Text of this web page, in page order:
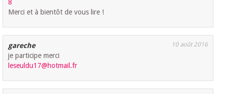
8
Merci et à bientôt de vous lire !
gareche 10 août 2016
je participe merci
leseuldu17@hotmail.fr